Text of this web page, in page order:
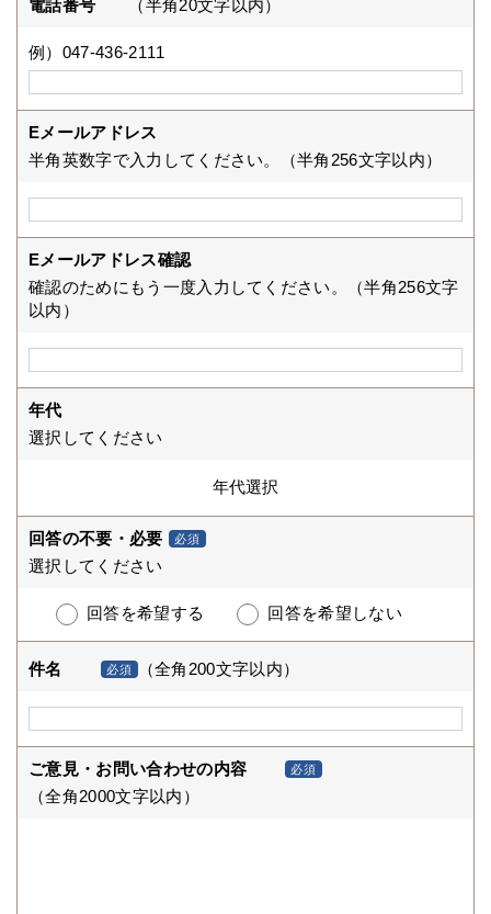
電話番号 （半角20文字以内）
例）047-436-2111
Eメールアドレス
半角英数字で入力してください。（半角256文字以内）
Eメールアドレス確認
確認のためにもう一度入力してください。（半角256文字
以内）
年代
選択してください
回答の不要・必要 必須
選択してください
回答を希望する 回答を希望しない
件名 必須 （全角200文字以内）
ご意見・お問い合わせの内容 必須
（全角2000文字以内）